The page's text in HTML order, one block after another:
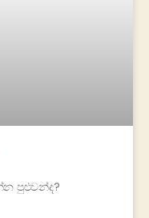
පුළුවන්ද?